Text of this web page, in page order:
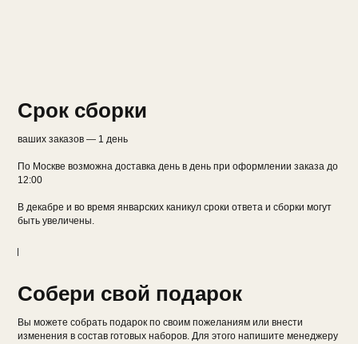
Срок сборки
ваших заказов — 1 день
По Москве возможна доставка день в день при оформлении заказа до
12:00
В декабре и во время январских каникул сроки ответа и сборки могут
быть увеличены.
Собери свой подарок
Вы можете собрать подарок по своим пожеланиям или внести
изменения в состав готовых наборов. Для этого напишите менеджеру